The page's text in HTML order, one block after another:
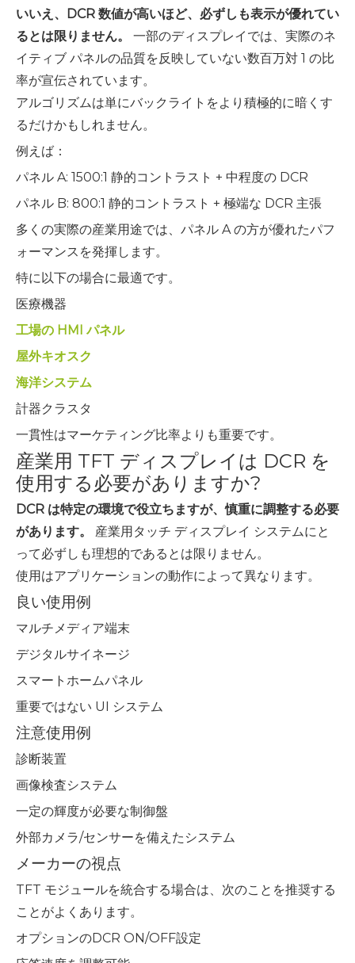
いいえ、DCR 数値が高いほど、必ずしも表示が優れてい
るとは限りません。
一部のディスプレイでは、実際のネ
イティブ パネルの品質を反映していない数百万対 1 の比
率が宣伝されています。
アルゴリズムは単にバックライトをより積極的に暗くす
るだけかもしれません。
例えば：
パネル A: 1500:1 静的コントラスト + 中程度の DCR
パネル B: 800:1 静的コントラスト + 極端な DCR 主張
多くの実際の産業用途では、パネル A の方が優れたパフ
ォーマンスを発揮します。
特に以下の場合に最適です。
医療機器
工場の HMI パネル
屋外キオスク
海洋システム
計器クラスタ
一貫性はマーケティング比率よりも重要です。
産業用 TFT ディスプレイは DCR を
使用する必要がありますか?
DCR は特定の環境で役立ちますが、慎重に調整する必要
があります。
産業用タッチ ディスプレイ システムにと
って必ずしも理想的であるとは限りません。
使用はアプリケーションの動作によって異なります。
良い使用例
マルチメディア端末
デジタルサイネージ
スマートホームパネル
重要ではない UI システム
注意使用例
診断装置
画像検査システム
一定の輝度が必要な制御盤
外部カメラ/センサーを備えたシステム
メーカーの視点
TFT モジュールを統合する場合は、次のことを推奨する
ことがよくあります。
オプションのDCR ON/OFF設定